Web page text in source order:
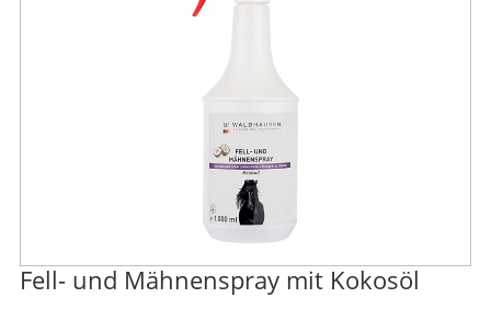
Fell- und Mähnenspray mit Kokosöl